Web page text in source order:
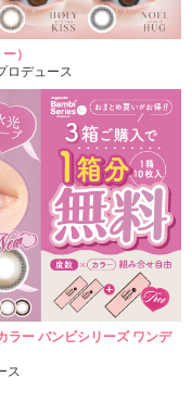
）
ロデュース
ー バンビシリーズ ワンデ
ス